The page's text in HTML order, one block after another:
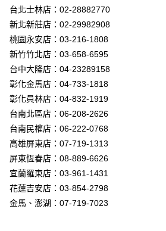
AFTEE先享後付是「在收到商品之後才付款」的
便利好安心！
１．簡單：不需註冊會員、不需綁卡、不需儲值
２．便利：只要手機號碼，簡訊認證，即可結帳
【「AFTEE先享後付」結帳流程】
１．於結帳方式選擇「AFTEE先享後付」後，將
結帳頁面，進行簡訊認證並確認金額後，即可完
２．訂單成立數日內，您將收到繳費通知簡訊。
３．收到繳費通知簡訊後14天內，點擊此簡訊中
ATM／網路銀行／等多元方式進行付款，方視為
※ 請注意：結帳手續完成當下不需立刻繳費，但
購買商品的店家。未經商家同意取消之訂單仍視
後付繳納相關費用。
是否繳費成功／繳費後需取消欲退款等相關疑問
客戶支援中心」https://
【注意事項】
新竹貨運宅配
每筆NT$180，滿NT$5,000(含以上)免運費
台北士林店：02-28882770
新北新莊店：02-29982908
桃園永安店：03-216-1808
新竹竹北店：03-658-6595
台中大隆店：04-23289158
彰化金馬店：04-733-1818
彰化員林店：04-832-1919
台南北區店：06-208-2626
台南民權店：06-222-0768
高雄屏東店：07-719-1313
屏東恆春店：08-889-6626
宜蘭羅東店：03-961-1431
花蓮吉安店：03-854-2798
金馬、澎湖：07-719-7023